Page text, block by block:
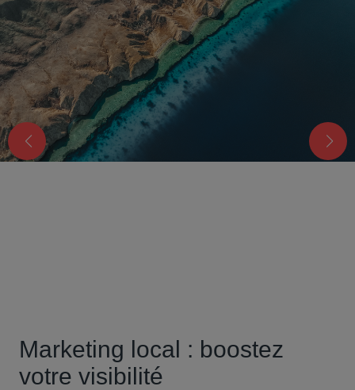
Marketing local : boostez
votre visibilité